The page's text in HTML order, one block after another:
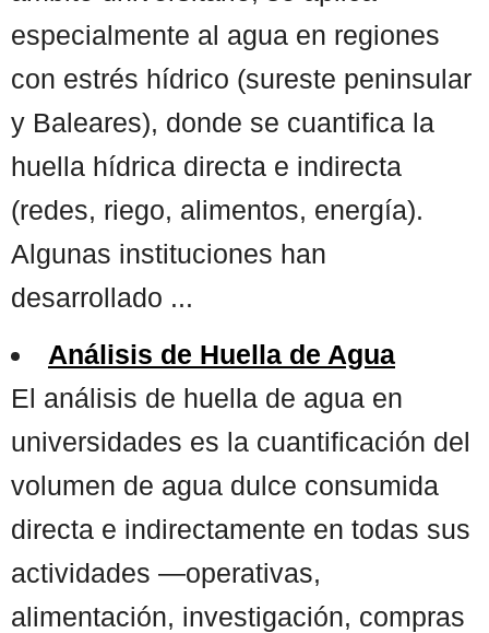
especialmente al agua en regiones
con estrés hídrico (sureste peninsular
y Baleares), donde se cuantifica la
huella hídrica directa e indirecta
(redes, riego, alimentos, energía).
Algunas instituciones han
desarrollado ...
Análisis de Huella de Agua
El análisis de huella de agua en
universidades es la cuantificación del
volumen de agua dulce consumida
directa e indirectamente en todas sus
actividades —operativas,
alimentación, investigación, compras